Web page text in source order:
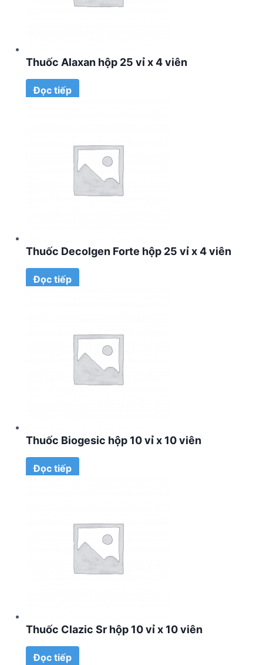
Thuốc Alaxan hộp 25 vỉ x 4 viên
Đọc tiếp
Thuốc Decolgen Forte hộp 25 vỉ x 4 viên
Đọc tiếp
Thuốc Biogesic hộp 10 vỉ x 10 viên
Đọc tiếp
Thuốc Clazic Sr hộp 10 vỉ x 10 viên
Đọc tiếp